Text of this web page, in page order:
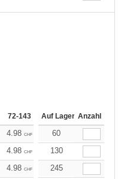
72-143 144-287 288 +
Auf Lager Anzahl
4.98 CHF 4.68CHF
60
4.98 CHF 4.68CHF
130
4.98 CHF 4.68CHF
245